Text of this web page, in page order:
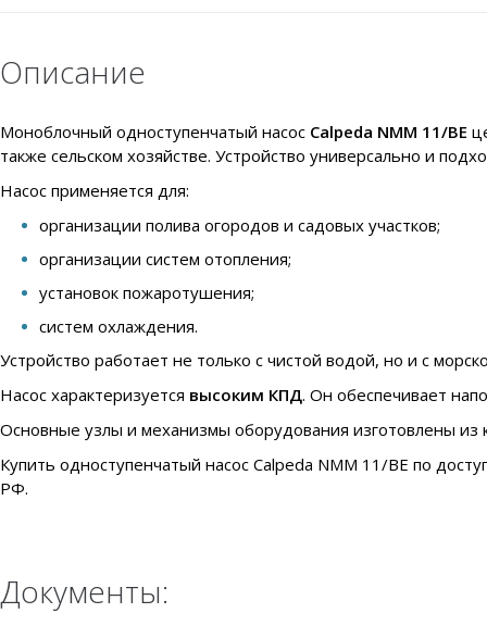
Описание
Моноблочный одноступенчатый насос Calpeda NMM 11/BE
также сельском хозяйстве. Устройство универсально и
Насос применяется для:
организации полива огородов и садовых участков;
организации систем отопления;
установок пожаротушения;
систем охлаждения.
Устройство работает не только с чистой водой, но и с
Насос характеризуется высоким КПД. Он обеспечивает
Основные узлы и механизмы оборудования изготовлены из
Купить одноступенчатый насос Calpeda NMM 11/BE по
РФ.
Документы: